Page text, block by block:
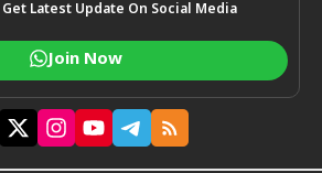
Get Latest Update On Social Media
Join Now